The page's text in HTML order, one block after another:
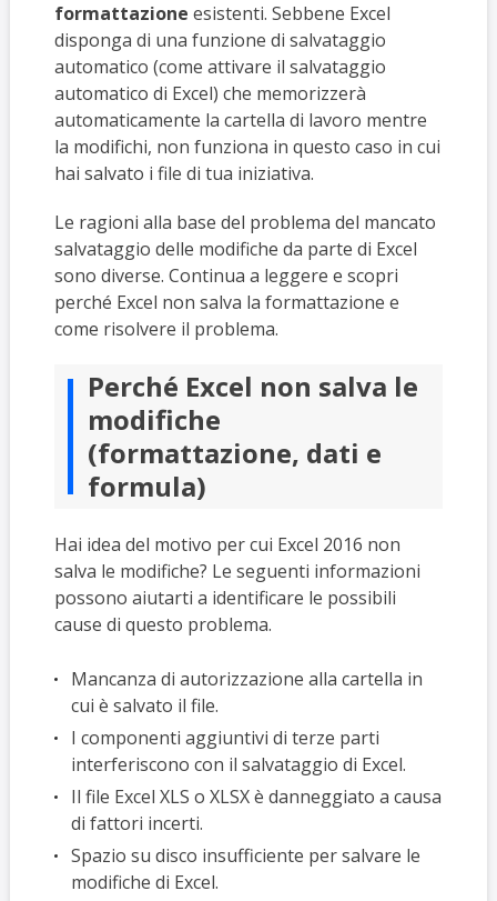
formattazione esistenti. Sebbene Excel
disponga di una funzione di salvataggio
automatico (come attivare il salvataggio
automatico di Excel) che memorizzerà
automaticamente la cartella di lavoro mentre
la modifichi, non funziona in questo caso in cui
hai salvato i file di tua iniziativa.
Le ragioni alla base del problema del mancato
salvataggio delle modifiche da parte di Excel
sono diverse. Continua a leggere e scopri
perché Excel non salva la formattazione e
come risolvere il problema.
Perché Excel non salva le
modifiche
(formattazione, dati e
formula)
Hai idea del motivo per cui Excel 2016 non
salva le modifiche? Le seguenti informazioni
possono aiutarti a identificare le possibili
cause di questo problema.
Mancanza di autorizzazione alla cartella in
cui è salvato il file.
I componenti aggiuntivi di terze parti
interferiscono con il salvataggio di Excel.
Il file Excel XLS o XLSX è danneggiato a causa
di fattori incerti.
Spazio su disco insufficiente per salvare le
modifiche di Excel.